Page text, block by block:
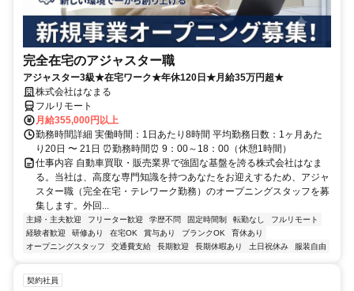
完全在宅のアジャスター職
アジャスター3級★在宅ワーク★年休120日★月給35万円超★
株式会社はなまる
フルリモート
月給355,000円以上
勤務時間詳細 実働時間：1日あたり8時間 平均勤務日数：1ヶ月あた
り20日 〜 21日 ⏰勤務時間⏰ 9：00～18：00（休憩1時間）
仕事内容 自動車買取・販売業界で強固な基盤を誇る株式会社はなま
る。当社は、高度な専門知識を持つあなたをお迎えするため、アジャ
スター職（完全在宅・テレワーク勤務）のオープニングスタッフを募
集します。外回...
主婦・主夫歓迎 フリーター歓迎 学歴不問 固定時間制 転勤なし
フルリモート
経験者歓迎
研修あり 在宅OK 賞与あり ブランクOK
育休あり
オープニングスタッフ
交通費支給 長期歓迎 長期休暇あり 土日祝休み 服装自由
契約社員